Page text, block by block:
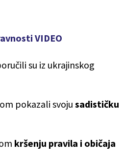
VIDEO
su iz ukrajinskog
pokazali svoju sadističku
kršenju pravila i običaja